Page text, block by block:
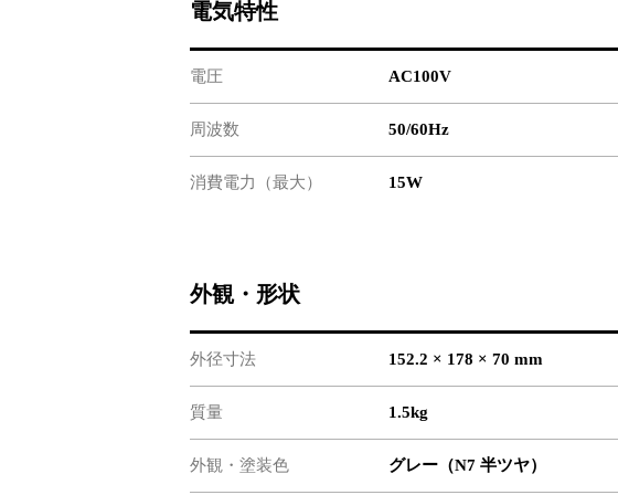
電気特性
電圧 AC100V
周波数 50/60Hz
消費電力（最大） 15W
外観・形状
外径寸法 152.2 × 178 × 70 mm
質量 1.5kg
外観・塗装色 グレー（N7 半ツヤ）